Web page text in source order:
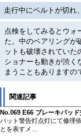
走行中にベルトが切れ
点検をしてみるとウォ
た。中のベアリングが
ットも破壊されていた
ショナーも動きが渋く
まうこともありますの
関連記事
No.069 E66 ブレーキパッ
パット警告灯点灯にて修理
とを表すメ...